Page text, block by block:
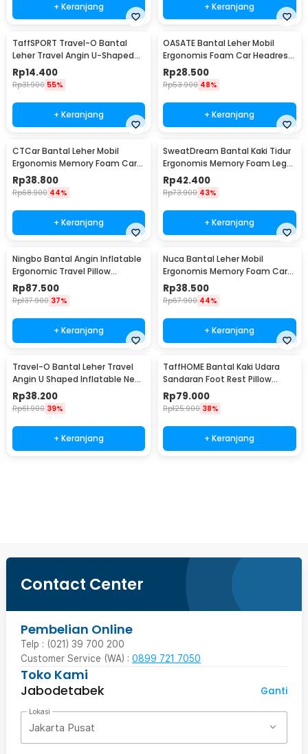
+ Keranjang + Keranjang
TaffSPORT Travel-O Bantal
Leher Travel Angin U-Shaped
Neck Pillow - RH34
Rp14.400
Rp31.900 55%
+ Keranjang
OASATE Bantal Leher Mobil
Ergonomis Foam Car Headrest
Pillow - M5
Rp28.500
Rp53.900 48%
+ Keranjang
CTCar Bantal Leher Mobil
Ergonomis Memory Foam Car
Headrest Pillow - CT5
Rp38.800
Rp68.900 44%
+ Keranjang
SweatDream Bantal Kaki Tidur
Ergonomis Memory Foam Leg
Sleeping Pillow - ZT-09
Rp42.400
Rp73.900 43%
+ Keranjang
Ningbo Bantal Angin Inflatable
Ergonomic Travel Pillow
Support - NT10
Rp87.500
Rp137.900 37%
+ Keranjang
Nuca Bantal Leher Mobil
Ergonomis Memory Foam Car
Headrest Pillow - NC33
Rp38.500
Rp67.900 44%
+ Keranjang
Travel-O Bantal Leher Travel
Angin U Shaped Inflatable Neck
Pillow - RH30
Rp38.200
Rp61.900 39%
+ Keranjang
TaffHOME Bantal Kaki Udara
Sandaran Foot Rest Pillow
Inflatable - BAT24
Rp79.000
Rp125.900 38%
+ Keranjang
Contact Center
Pembelian Online
Telp : (021) 39 700 200
Customer Service (WA) : 0899 721 7050
Toko Kami
Jabodetabek
Ganti
Lokasi
Jakarta Pusat